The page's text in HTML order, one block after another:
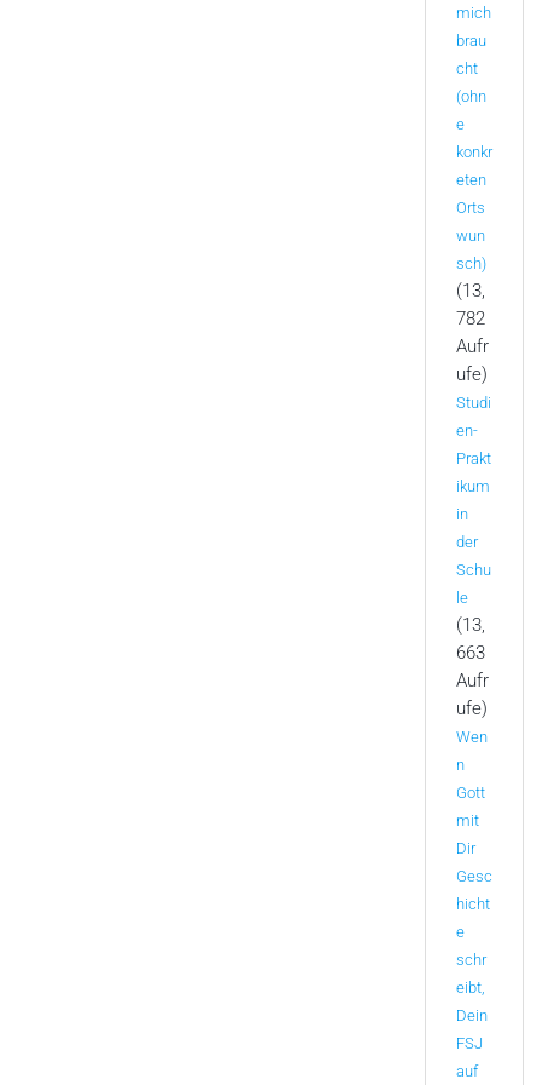
mich
brau
cht
(ohn
e
konkr
eten
Orts
wun
sch)
(13,
782
Aufr
ufe)
Studi
en-
Prakt
ikum
in
der
Schu
le
(13,
663
Aufr
ufe)
Wen
n
Gott
mit
Dir
Gesc
hicht
e
schr
eibt,
Dein
FSJ
auf